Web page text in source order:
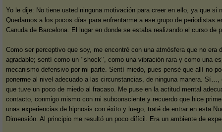
Yo le dije: No tiene usted ninguna motivación para creer en ello, ya que
Quedamos a los pocos días para enfrentarme a ese grupo de periodistas
Canuda de Barcelona. El lugar en donde se estaba realizando el curso de
Como ser perceptivo que soy, me encontré con una atmósfera que no era
agradable; sentí como un ‘‘shock’’, como una vibración rara y como una
mecanismo defensivo por mi parte. Sentí miedo, pues pensé que allí no
ponerme al nivel adecuado a las circunstancias, de ninguna manera. Sí…,
que tuve un poco de miedo al fracaso. Me puse en la actitud mental
contacto, conmigo mismo con mi subconsciente y recuerdo que hice
unas experiencias de hipnosis con éxito y luego, traté de entrar en esta
Dimensión. Al principio me resultó un poco difícil. Era un ambiente de